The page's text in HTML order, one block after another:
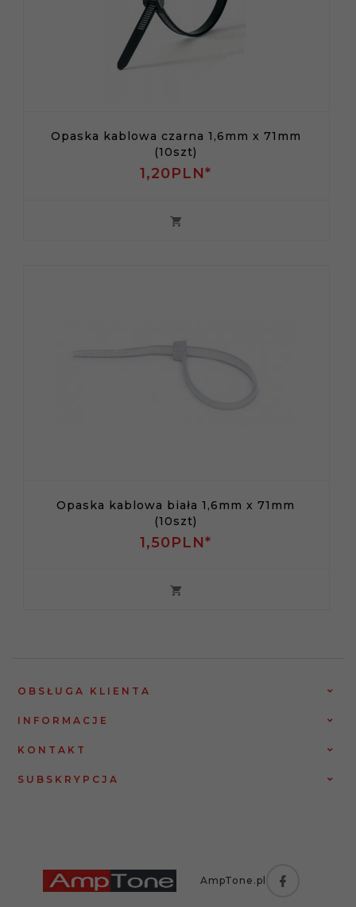
Opaska kablowa czarna 1,6mm x 71mm
(10szt)
1,20PLN*
Opaska kablowa biała 1,6mm x 71mm
(10szt)
1,50PLN*
OBSŁUGA KLIENTA
INFORMACJE
KONTAKT
SUBSKRYPCJA
AmpTone.pl